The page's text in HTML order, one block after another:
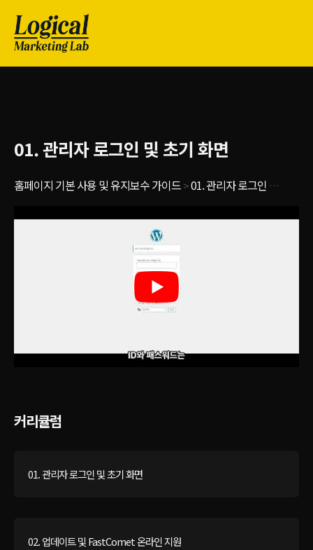
01. 관리자 로그인 및 초기 화면
홈페이지 기본 사용 및 유지보수 가이드 01. 관리자 로그인 및 초기 화면
커리큘럼
01. 관리자 로그인 및 초기 화면
02. 업데이트 및 FastComet 온라인 지원